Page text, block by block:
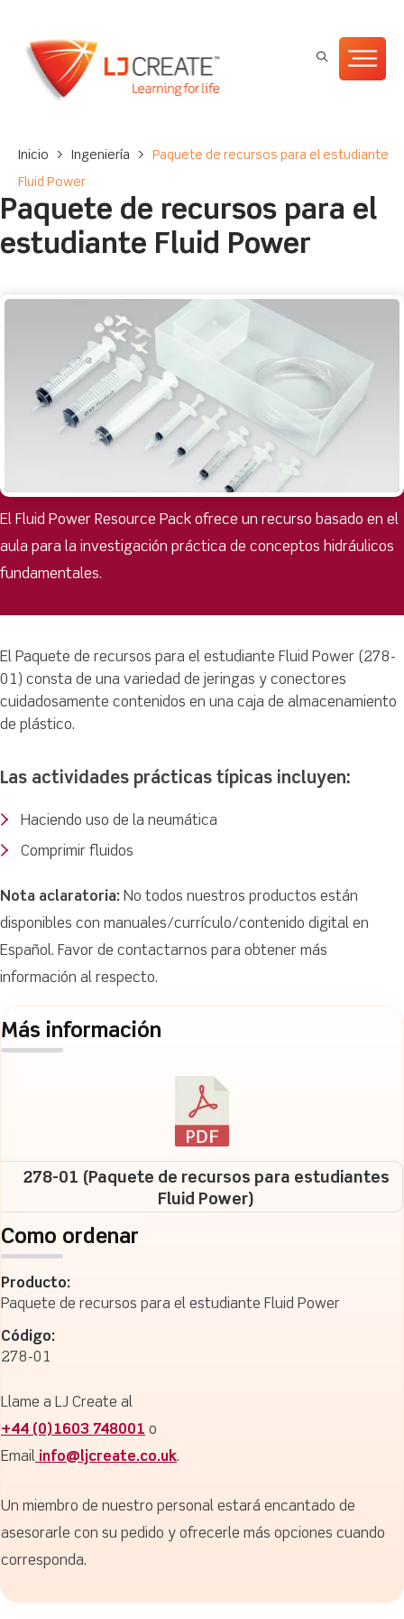
Inicio > Ingeniería > Paquete de recursos para el estudiante
Fluid Power
Paquete de recursos para el
estudiante Fluid Power
El Fluid Power Resource Pack ofrece un recurso basado en el
aula para la investigación práctica de conceptos hidráulicos
fundamentales.
El Paquete de recursos para el estudiante Fluid Power (278-
01) consta de una variedad de jeringas y conectores
cuidadosamente contenidos en una caja de almacenamiento
de plástico.
Las actividades prácticas típicas incluyen:
Haciendo uso de la neumática
Comprimir fluidos
Nota aclaratoria: No todos nuestros productos están
disponibles con manuales/currículo/contenido digital en
Español. Favor de contactarnos para obtener más
información al respecto.
Más información
278-01 (Paquete de recursos para estudiantes
Fluid Power)
Como ordenar
Producto:
Paquete de recursos para el estudiante Fluid Power
Código:
278-01
Llame a LJ Create al
+44 (0)1603 748001 o
Email info@ljcreate.co.uk.
Un miembro de nuestro personal estará encantado de
asesorarle con su pedido y ofrecerle más opciones cuando
corresponda.